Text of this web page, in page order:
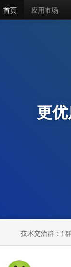
首页 应用市场
更
技术交流群： 1